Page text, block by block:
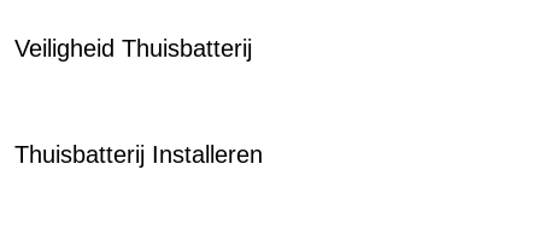
Veiligheid Thuisbatterij
Thuisbatterij Installeren